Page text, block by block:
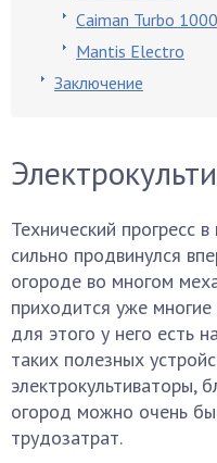
Caiman Turbo 1000
Mantis Electro
Заключение
Технический прогресс
сильно продвинулся
огороде во многом
приходится уже
для этого у него есть
таких полезных
электрокультиваторы,
огород можно очень
трудозатрат.